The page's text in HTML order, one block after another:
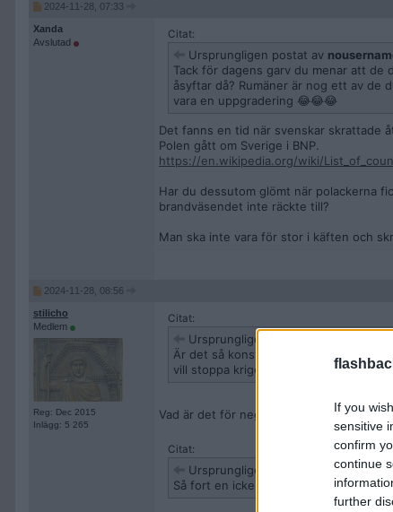
If you
sensitive
confirm
continue
further
2024-11-28, 07:33
Xanda
Avslutad
Citat:
Ursprungligen postat av
Tack för dagens garv du menar att
åsyftar då? Rumäner är nog ett av de
vara en uppgradering 😂😂😂
Det fanns en tid när svenskar skrattade
Polen gått om Sverige i BNP.
https://en.wikipedia.org/wiki/
Har du dessutom glömt när polackerna
brandväsendet inte räckte till?
Man ska inte vara för stor i käften och
2024-11-28, 08:56
stilicho
Medlem
Reg: Dec 2015
Inlägg: 5 265
Citat:
Ursprungligen postat av
Är det så konstigt? De angränsar till
vill stoppa kriget.
Vad är det för negativa effekter
Citat:
Ursprungligen postat av
Ganonito
Så fort en icke-globalist vinner så